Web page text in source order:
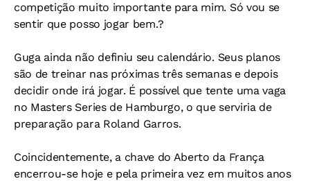
competição muito importante para mim. Só vou se
sentir que posso jogar bem.?
Guga ainda não definiu seu calendário. Seus planos
são de treinar nas próximas três semanas e depois
decidir onde irá jogar. É possível que tente uma vaga
no Masters Series de Hamburgo, o que serviria de
preparação para Roland Garros.
Coincidentemente, a chave do Aberto da França
encerrou-se hoje e pela primeira vez em muitos anos